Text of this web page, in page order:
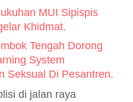
MUI Sipispis
Khidmat.
Tengah Dorong
System
Seksual Di Pesantren.
di jalan raya